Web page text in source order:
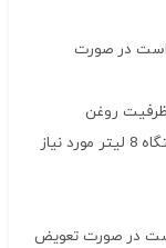
گیربکس 6.8 لیتر است در صورت
روغن
گیربکس 7.3 لیتر است در صورت تعویض با دستگاه 8 لیتر مورد نیاز
گیربکس 7.1 لیتر است در صورت تعویض